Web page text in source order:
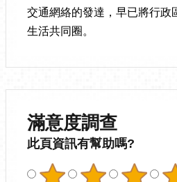
交通網絡的發達，早已將行政
生活共同圈。
滿意度調查
此頁資訊有幫助嗎?